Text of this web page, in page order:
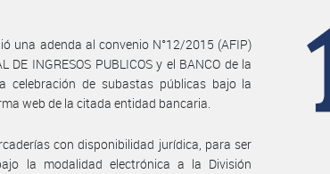
una adenda al convenio N°12/2015 (AFIP)
INGRESOS PUBLICOS y el BANCO de la
celebración de subastas públicas bajo la
web de la citada entidad bancaria.
con disponibilidad jurídica, para ser
la modalidad electrónica a la División